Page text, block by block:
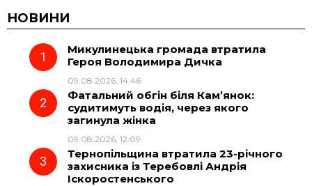
c
e
o
o
e
g
r
a
t
p
НОВИНИ
Микулинецька громада втратила
Героя Володимира Дичка
09.08.2026, 14:46
Фатальний обгін біля Кам’янок:
судитимуть водія, через якого
загинула жінка
09.08.2026, 12:09
Тернопільщина втратила 23-річного
захисника із Теребовлі Андрія
Іскоростенського